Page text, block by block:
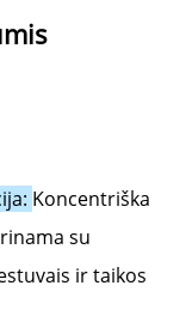
Koncentriška
su
ir taikos